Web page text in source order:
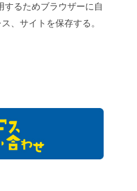
するためブラウザーに自
、サイトを保存する。